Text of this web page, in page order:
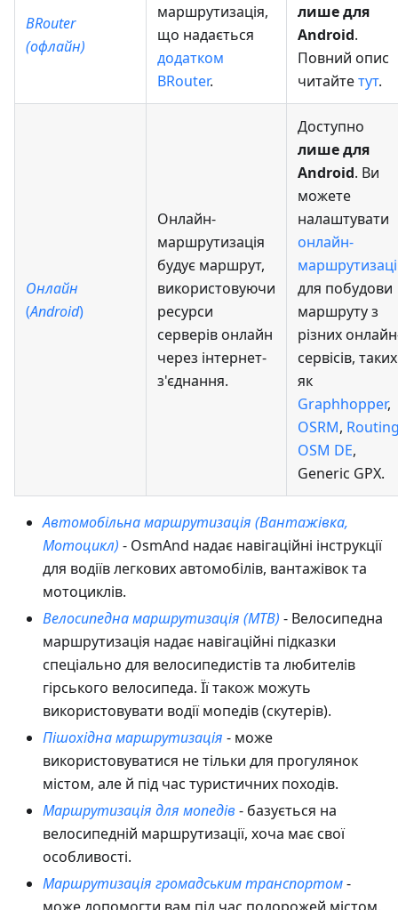
BRouter
(офлайн)
маршрутизація,
що надається
додатком
BRouter.
лише для
Android.
Повний опис
читайтетут.
Онлайн
(Android)
Онлайн-
маршрутизація
будує маршрут,
використовуючи
ресурси
серверів онлайн
через інтернет-
з'єднання.
Доступно
лише для
Android. Ви
можете
налаштувати
онлайн-
для побудови
маршруту з
різних
сервісів, таких
як
Graphhopper,
OSRM,
OSM DE,
Generic GPX.
Автомобільна маршрутизація (Вантажівка,
Мотоцикл) - OsmAnd надає навігаційні інструкції
для водіїв легкових автомобілів, вантажівок та
мотоциклів.
Велосипедна маршрутизація (MTB) - Велосипедна
маршрутизація надає навігаційні підказки
спеціально для велосипедистів та любителів
гірського велосипеда. Її також можуть
використовувати водії мопедів (скутерів).
Пішохідна маршрутизація - може
використовуватися не тільки для прогулянок
містом, але й під час туристичних походів.
Маршрутизація для мопедів- базується на
велосипедній маршрутизації, хоча має свої
особливості.
Маршрутизація громадським транспортом-